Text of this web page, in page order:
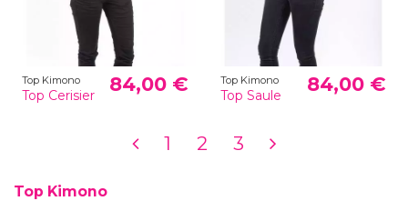
Top Kimono
Top Cerisier
84,00 € Top Kimono
Top Saule
84,00 €
1 2 3
Top Kimono